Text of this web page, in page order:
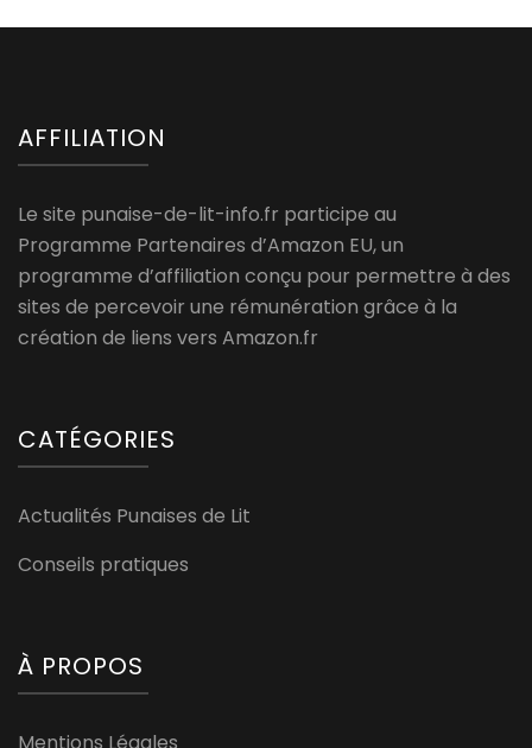
AFFILIATION
Le site punaise-de-lit-info.fr participe au
Programme Partenaires d’Amazon EU, un
programme d’affiliation conçu pour permettre à des
sites de percevoir une rémunération grâce à la
création de liens vers Amazon.fr
CATÉGORIES
Actualités Punaises de Lit
Conseils pratiques
À PROPOS
Mentions Légales